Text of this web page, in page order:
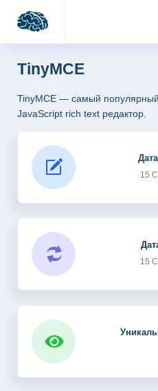
TinyMCE
TinyMCE — самый
JavaScript rich text редактор.
15
15